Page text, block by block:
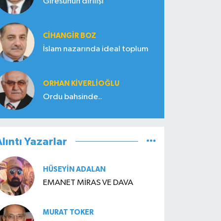
CIHANGIR BOZ
İslam nazarında ideal toplum
ORHAN KIVERLIOĞLU
Ordu bahsinde..
Yazarlar
HÜSEYIN ADALAN
EMANET MİRAS VE DAVA
MURAT TOKER